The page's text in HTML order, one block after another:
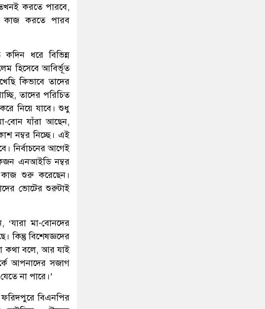
করতে পারবে,
কাজ করতে পারব
ধরে বিভিন্ন
হিসেবে আবির্ভূত
কিভাবে তাদের
তাদের পরিচিত
নিয়ে যাবে। শুধু
বোন যাঁরা আছেন,
নম্বর নিচ্ছে। এই
নির্বাচনের আগেই
এনআইডি নম্বর
কাজ শুরু করেছেন।
ভোটের শুরুটাই
মা-বোনদের
কিন্তু বিশেষজ্ঞদের
কথা বলে, আর যাই
আপনাদের সজাগ
না পারে।’
ফরিদপুরে বিএনপির